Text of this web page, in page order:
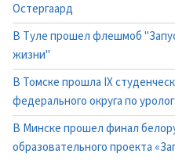
Остергаард
В Туле прошел флешмоб
жизни"
В Томске прошла IX
федерального округа по
В Минске прошел финал
образовательного проекта